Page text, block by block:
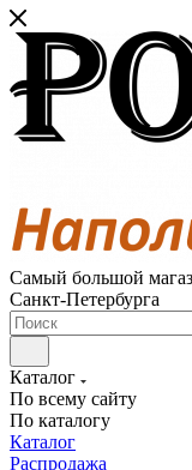
Самый большой
Санкт-Петербурга
Каталог
По всему сайту
По каталогу
Каталог
Распродажа